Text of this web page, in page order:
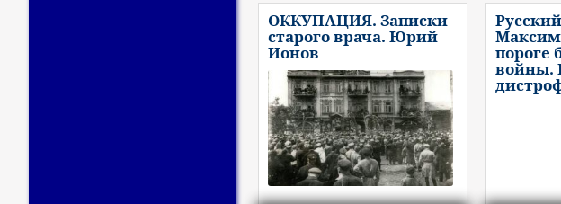
ОККУПАЦИЯ. Записки
старого врача. Юрий
Ионов пороге
войны.